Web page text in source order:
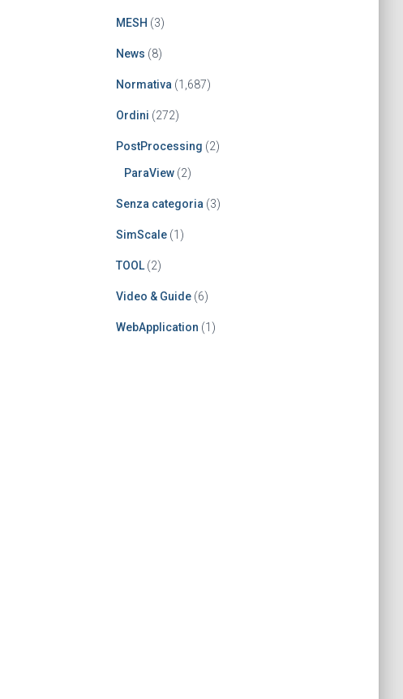
MESH (3)
News (8)
Normativa (1,687)
Ordini (272)
PostProcessing (2)
ParaView(2)
Senza categoria (3)
SimScale(1)
TOOL(2)
Video & Guide(6)
WebApplication (1)